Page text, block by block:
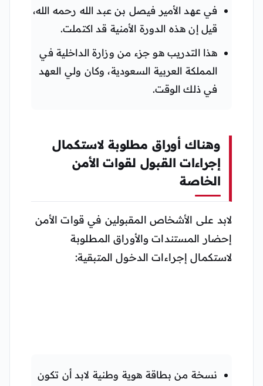
في عهد الأمير فيصل بن عبد الله رحمه الله،
قيل إن هذه الدورة الأمنية قد اكتملت.
هذا التدريب هو جزء من وزارة الداخلية في
المملكة العربية السعودية، وكان ولي العهد
في ذلك الوقت.
وهناك أوراق مطلوبة لاستكمال
إجراءات القبول لقوات الأمن
الخاصة
لابد على الأشخاص المقبولين في قوات الأمن
إحضار المستندات والأوراق المطلوبة
لاستكمال إجراءات الدخول المتبقية:
نسخة من بطاقة هوية وطنية لابد أن تكون